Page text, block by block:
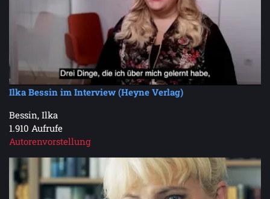
Ilka Bessin im Interview (Heyne Verlag)
Bessin, Ilka
1.910 Aufrufe
Autorenvorstellung